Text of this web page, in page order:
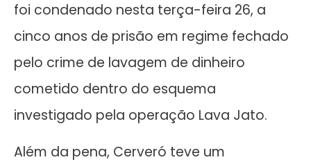
foi condenado nesta terça-feira 26, a
cinco anos de prisão em regime fechado
pelo crime de lavagem de dinheiro
cometido dentro do esquema
investigado pela operação Lava Jato.
Além da pena, Cerveró teve um